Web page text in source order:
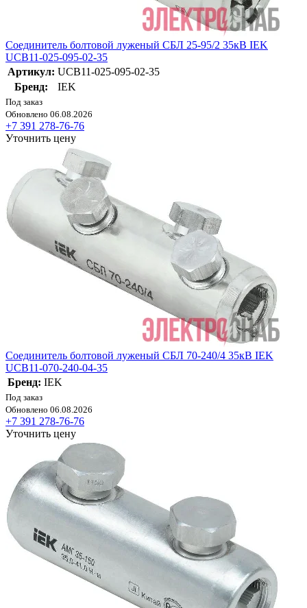
Соединитель болтовой луженый СБЛ 25-95/2 35кВ IEK
UCB11-025-095-02-35
Артикул: UCB11-025-095-02-35
Бренд:
IEK
Под заказ
Обновлено 06.08.2026
+7 391 278-76-76
Уточнить цену
Соединитель болтовой луженый СБЛ 70-240/4 35кВ IEK
UCB11-070-240-04-35
Бренд: IEK
Под заказ
Обновлено 06.08.2026
+7 391 278-76-76
Уточнить цену